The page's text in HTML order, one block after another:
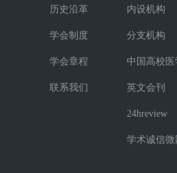
历史沿革
学会制度
学会章程
联系我们
内设机构
分支机构
中国高校医
英文会刊
24hreview
学术诚信微